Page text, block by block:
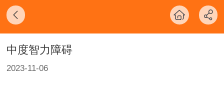
中度智力障碍
2023-11-06